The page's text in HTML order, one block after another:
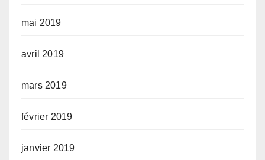
mai 2019
avril 2019
mars 2019
février 2019
janvier 2019